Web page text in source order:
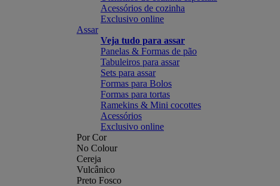
Acessórios de cozinha
Exclusivo online
Assar
Veja tudo para assar
Panelas & Formas de pão
Tabuleiros para assar
Sets para assar
Formas para Bolos
Formas para tortas
Ramekins & Mini cocottes
Acessórios
Exclusivo online
Por Cor
No Colour
Cereja
Vulcânico
Preto Fosco